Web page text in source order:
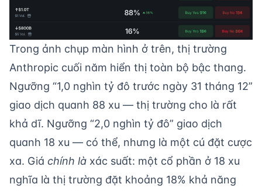
Trong ảnh chụp màn hình ở trên, thị trường
Anthropic cuối năm hiển thị toàn bộ bậc thang.
Ngưỡng “1,0 nghìn tỷ đô trước ngày 31 tháng 12”
giao dịch quanh 88 xu — thị trường cho là rất
khả dĩ. Ngưỡng “2,0 nghìn tỷ đô” giao dịch
quanh 18 xu — có thể, nhưng là một cú đặt cược
xa. Giá chính là xác suất: một cổ phần ở 18 xu
nghĩa là thị trường đặt khoảng 18% khả năng